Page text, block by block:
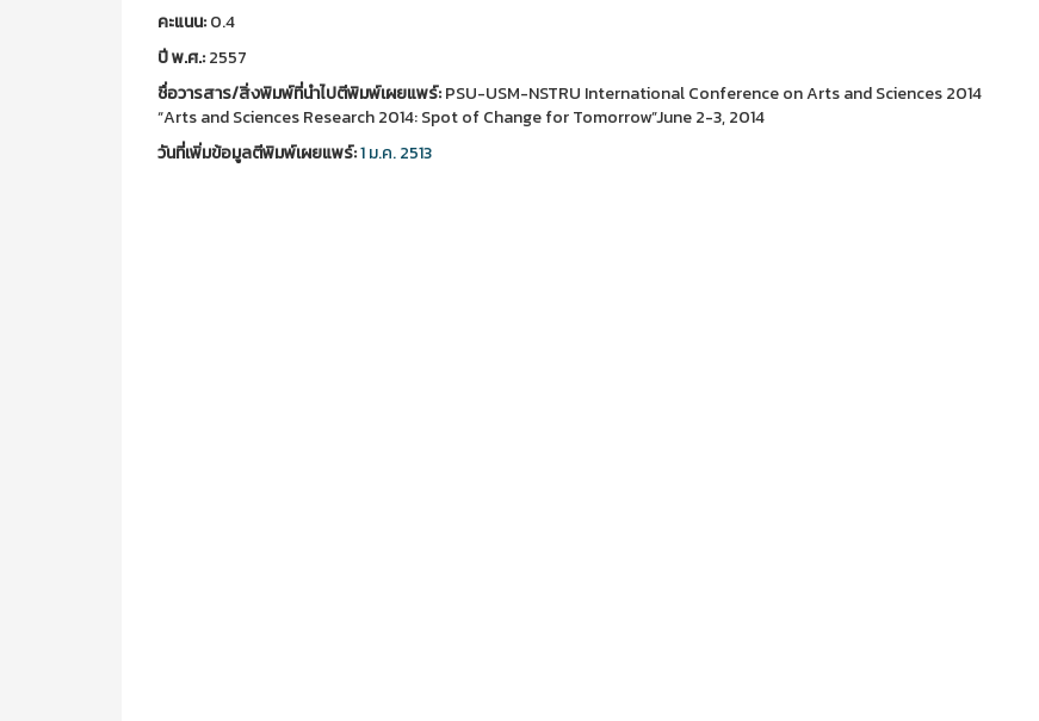
คะแนน:0.4
ปี พ.ศ.:2557
ชื่อวารสาร/สิ่งพิมพ์ที่นำไปตีพิมพ์เผยแพร์:PSU-USM-NSTRU International Conference on Arts and Sciences 2014
“Arts and Sciences Research 2014: Spot of Change for Tomorrow”June 2-3, 2014
วันที่เพิ่มข้อมูลตีพิมพ์เผยแพร์:1 ม.ค. 2513